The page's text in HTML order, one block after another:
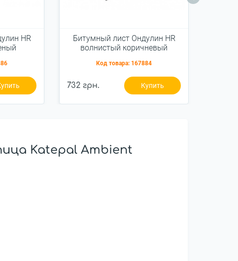
HR
Битумный лист Ондулин HR
волнистый коричневый
Код товара: 167884
732 грн. Купить
Katepal Ambient